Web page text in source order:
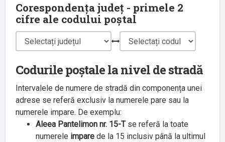
Corespondența județ - primele 2
cifre ale codului poștal
Codurile poștale la nivel de stradă
Intervalele de numere de stradă din componența unei
adrese se referă exclusiv la numerele pare sau la
numerele impare. De exemplu:
Aleea Pantelimon nr. 15-Tse referă la toate
numerele impare de la 15 inclusiv până la ultimul